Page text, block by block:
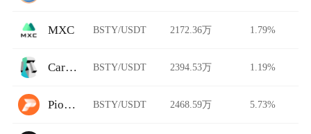
MXC BSTY/USDT 2172.36万 1.79%
Carbon DeFi BSTY/USDT 2394.53万 1.19%
Pionex BSTY/USDT 2468.59万 5.73%